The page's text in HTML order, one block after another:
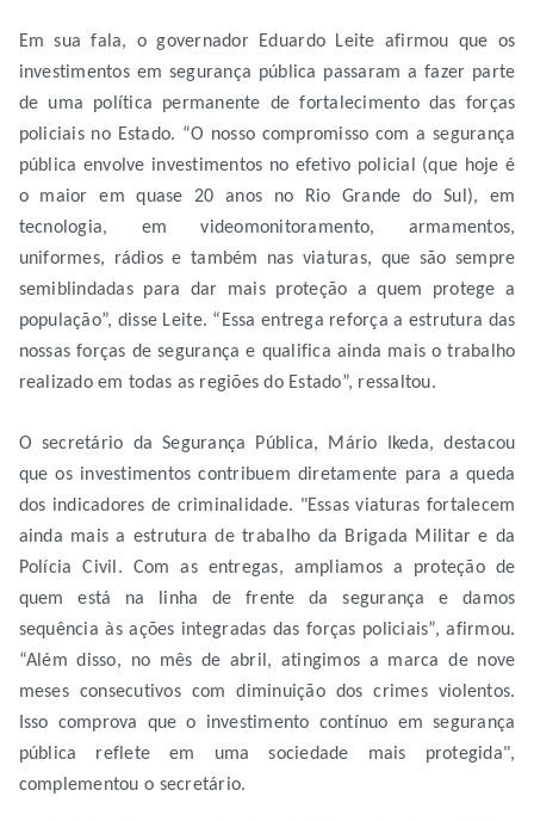
Em sua fala, o governador Eduardo Leite afirmou que os
investimentos em segurança pública passaram a fazer parte
de uma política permanente de fortalecimento das forças
policiais no Estado. “O nosso compromisso com a segurança
pública envolve investimentos no efetivo policial (que hoje é
o maior em quase 20 anos no Rio Grande do Sul), em
tecnologia, em videomonitoramento, armamentos,
uniformes, rádios e também nas viaturas, que são sempre
semiblindadas para dar mais proteção a quem protege a
população”, disse Leite. “Essa entrega reforça a estrutura das
nossas forças de segurança e qualifica ainda mais o trabalho
realizado em todas as regiões do Estado”, ressaltou.
O secretário da Segurança Pública, Mário Ikeda, destacou
que os investimentos contribuem diretamente para a queda
dos indicadores de criminalidade. "Essas viaturas fortalecem
ainda mais a estrutura de trabalho da Brigada Militar e da
Polícia Civil. Com as entregas, ampliamos a proteção de
quem está na linha de frente da segurança e damos
sequência às ações integradas das forças policiais”, afirmou.
“Além disso, no mês de abril, atingimos a marca de nove
meses consecutivos com diminuição dos crimes violentos.
Isso comprova que o investimento contínuo em segurança
pública reflete em uma sociedade mais protegida",
complementou o secretário.